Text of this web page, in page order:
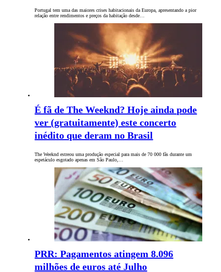
Portugal tem uma das maiores crises habitacionais da Europa, apresentando a pior
relação entre rendimentos e preços da habitação desde…
É fã de The Weeknd? Hoje ainda pode
ver (gratuitamente) este concerto
inédito que deram no Brasil
The Weeknd estreou uma produção especial para mais de 70 000 fãs durante um
espetáculo esgotado apenas em São Paulo,…
PRR: Pagamentos atingem 8.096
milhões de euros até Julho